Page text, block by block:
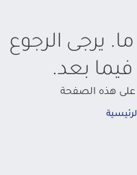
يرجى الرجوع
بعد.
على هذه الصفحة